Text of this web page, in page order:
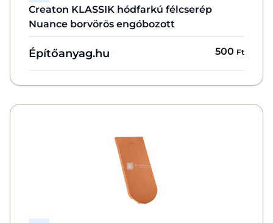
Creaton KLASSIK hódfarkú félcserép
Nuance borvörös engóbozott
Építőanyag.hu 500 Ft